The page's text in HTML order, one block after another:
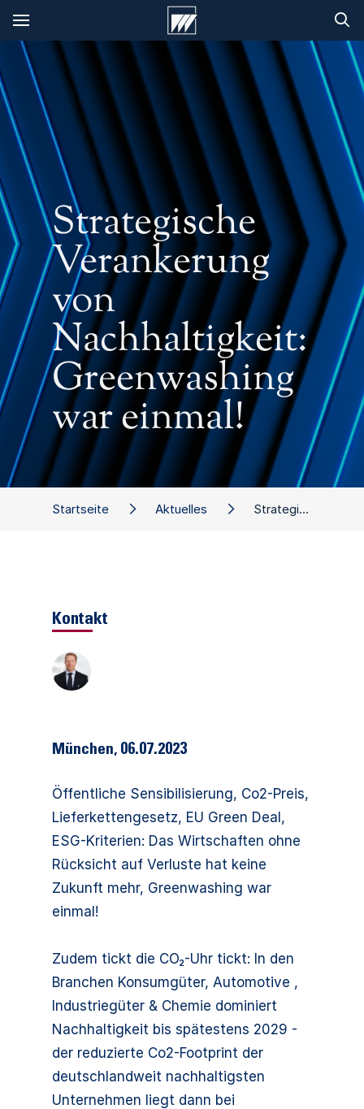
München, 06.07.2023
Öffentliche Sensibilisierung, Co2-Preis,
Lieferkettengesetz, EU Green Deal,
ESG-Kriterien: Das Wirtschaften ohne
Rücksicht auf Verluste hat keine
Zukunft mehr, Greenwashing war
einmal!
Zudem tickt die CO₂-Uhr tickt: In den
Branchen Konsumgüter, Automotive ,
Industriegüter & Chemie dominiert
Nachhaltigkeit bis spätestens 2029 -
der reduzierte Co2-Footprint der
deutschlandweit nachhaltigsten
Unternehmen liegt dann bei
Startseite Aktuelles Strategische Verankerung von Nachhaltigkeit: Greenwashing war einmal!
Kontakt
Strategische
Verankerung
von
Nachhaltigkeit:
Greenwashing
war einmal!